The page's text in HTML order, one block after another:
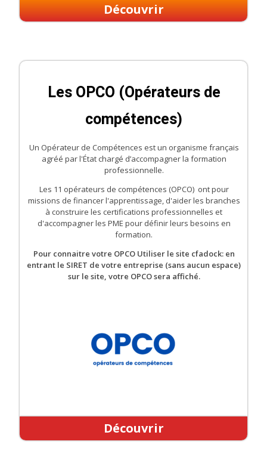
Découvrir
Les OPCO (Opérateurs de
compétences)
Un Opérateur de Compétences est un organisme français
agréé par l'État chargé d’accompagner la formation
professionnelle.
Les 11 opérateurs de compétences (OPCO) ont pour
missions de financer l'apprentissage, d'aider les branches
à construire les certifications professionnelles et
d'accompagner les PME pour définir leurs besoins en
formation.
Pour connaitre votre OPCO Utiliser le site cfadock: en
entrant le SIRET de votre entreprise (sans aucun espace)
sur le site, votre OPCO sera affiché.
Découvrir